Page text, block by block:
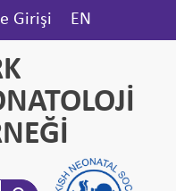
Girişi EN